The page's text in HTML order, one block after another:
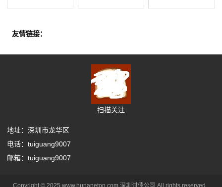
友情链接：
扫描关注
地址：深圳市龙华区
电话：tuiguang9007
邮箱：tuiguang9007
Copyright © 2025 www.hunaneton.com 深圳讨债公司 All rights reserved.